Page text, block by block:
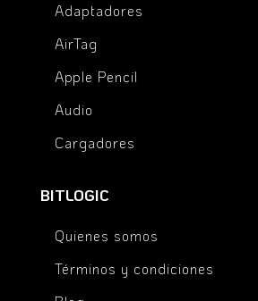
Adaptadores
AirTag
Apple Pencil
Audio
Cargadores
BITLOGIC
Quienes somos
Términos y condiciones